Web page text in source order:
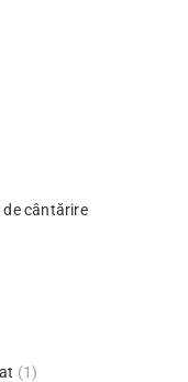
de cântărire
(1)